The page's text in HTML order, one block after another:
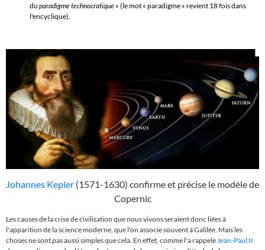
du paradigme technocratique » (le mot « paradigme » revient 18 fois dans
l'encyclique).
Johannes Kepler (1571-1630) confirme et précise le modèle de
Copernic
Les causes de la crise de civilisation que nous vivons seraient donc liées à
l'apparition de la science moderne, que l'on associe souvent àGalilée. Mais les
choses ne sont pas aussi simples que cela. En effet, comme l'a rappeléJean-Paul II